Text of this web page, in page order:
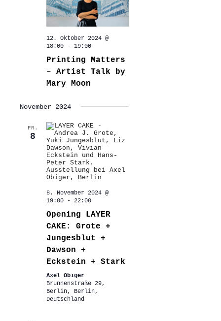
12. Oktober 2024 @
18:00- 19:00
Printing Matters
– Artist Talk by
Mary Moon
November 2024
FR.
8
8. November 2024 @
19:00- 22:00
Opening LAYER
CAKE: Grote +
Jungesblut +
Dawson +
Eckstein + Stark
Axel Obiger
Brunnenstraße 29,
Berlin, Berlin,
Deutschland